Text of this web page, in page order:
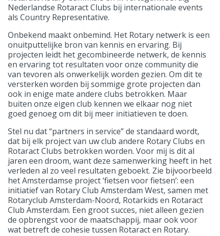
Nederlandse Rotaract Clubs bij internationale events
als Country Representative.
Onbekend maakt onbemind. Het Rotary netwerk is een
onuitputtelijke bron van kennis en ervaring. Bij
projecten leidt het gecombineerde netwerk, de kennis
en ervaring tot resultaten voor onze community die
van tevoren als onwerkelijk worden gezien. Om dit te
versterken worden bij sommige grote projecten dan
ook in enige mate andere clubs betrokken. Maar
buiten onze eigen club kennen we elkaar nog niet
goed genoeg om dit bij meer initiatieven te doen.
Stel nu dat “partners in service” de standaard wordt,
dat bij elk project van uw club andere Rotary Clubs en
Rotaract Clubs betrokken worden. Voor mij is dit al
jaren een droom, want deze samenwerking heeft in het
verleden al zo veel resultaten geboekt. Zie bijvoorbeeld
het Amsterdamse project ‘fietsen voor fietsen’: een
initiatief van Rotary Club Amsterdam West, samen met
Rotaryclub Amsterdam-Noord, Rotarkids en Rotaract
Club Amsterdam. Een groot succes, niet alleen gezien
de opbrengst voor de maatschappij, maar ook voor
wat betreft de cohesie tussen Rotaract en Rotary.